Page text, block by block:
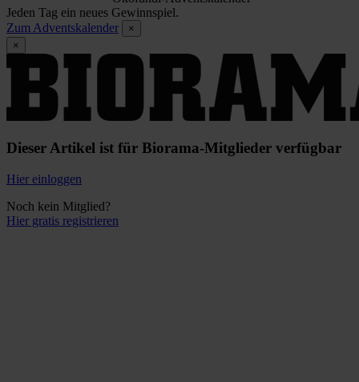
Jeden Tag ein neues Gewinnspiel.
Zum Adventskalender
×
×
Dieser Artikel ist für Biorama-Mitglieder verfügbar
Hier einloggen
Noch kein Mitglied?
Hier gratis registrieren